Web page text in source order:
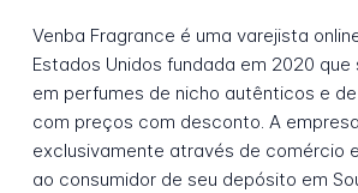
Venba Fragrance é uma varejista
Estados Unidos fundada em 2020
em perfumes de nicho autênticos e
com preços com desconto. A
exclusivamente através de comércio
ao consumidor de seu depósito em